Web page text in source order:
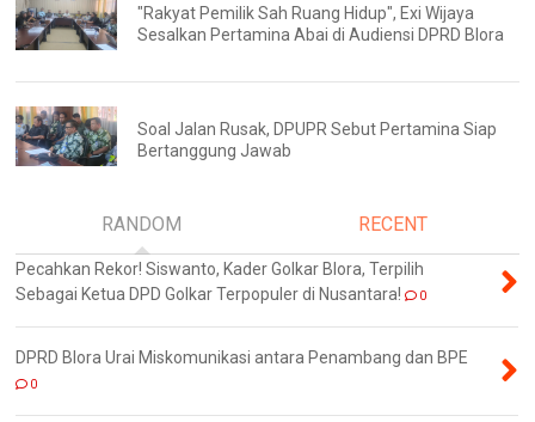
"Rakyat Pemilik Sah Ruang Hidup", Exi Wijaya
Sesalkan Pertamina Abai di Audiensi DPRD Blora
Soal Jalan Rusak, DPUPR Sebut Pertamina Siap
Bertanggung Jawab
RANDOM RECENT
Pecahkan Rekor! Siswanto, Kader Golkar Blora, Terpilih
Sebagai Ketua DPD Golkar Terpopuler di Nusantara!
0
DPRD Blora Urai Miskomunikasi antara Penambang dan BPE
0